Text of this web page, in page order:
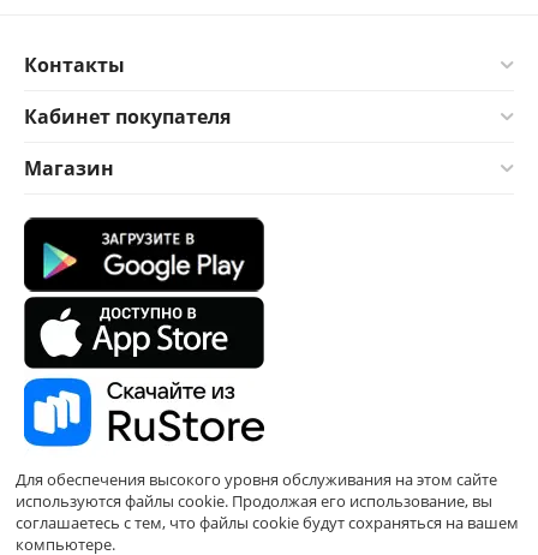
Контакты
Кабинет покупателя
Магазин
Для обеспечения высокого уровня обслуживания на этом сайте
используются файлы cookie. Продолжая его использование, вы
соглашаетесь с тем, что файлы cookie будут сохраняться на вашем
компьютере.